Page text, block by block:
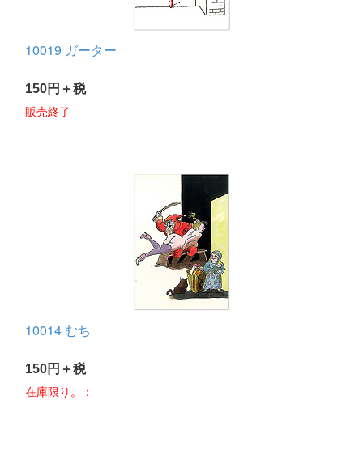
10019 ガーター
150円＋税
販売終了
10014 むち
150円＋税
在庫限り。：